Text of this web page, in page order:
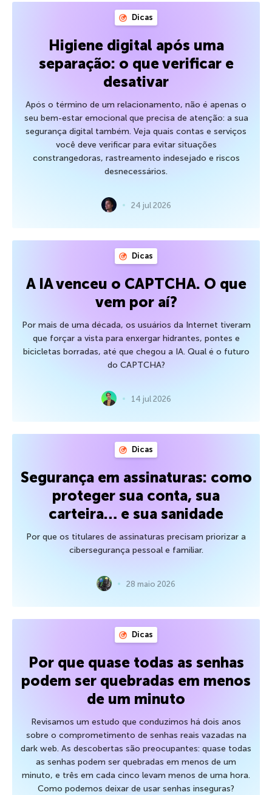
Dicas
Higiene digital após uma
separação: o que verificar e
desativar
Após o término de um relacionamento, não é apenas o
seu bem-estar emocional que precisa de atenção: a sua
segurança digital também. Veja quais contas e serviços
você deve verificar para evitar situações
constrangedoras, rastreamento indesejado e riscos
desnecessários.
24 jul 2026
Dicas
A IA venceu o CAPTCHA. O que
vem por aí?
Por mais de uma década, os usuários da Internet tiveram
que forçar a vista para enxergar hidrantes, pontes e
bicicletas borradas, até que chegou a IA. Qual é o futuro
do CAPTCHA?
14 jul 2026
Dicas
Segurança em assinaturas: como
proteger sua conta, sua
carteira… e sua sanidade
Por que os titulares de assinaturas precisam priorizar a
cibersegurança pessoal e familiar.
28 maio 2026
Dicas
Por que quase todas as senhas
podem ser quebradas em menos
de um minuto
Revisamos um estudo que conduzimos há dois anos
sobre o comprometimento de senhas reais vazadas na
dark web. As descobertas são preocupantes: quase todas
as senhas podem ser quebradas em menos de um
minuto, e três em cada cinco levam menos de uma hora.
Como podemos deixar de usar senhas inseguras?